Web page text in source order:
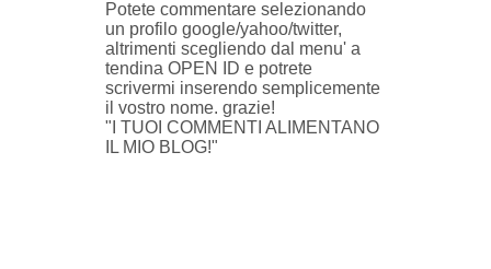
Potete commentare selezionando
un profilo google/yahoo/twitter,
altrimenti scegliendo dal menu' a
tendina OPEN ID e potrete
scrivermi inserendo semplicemente
il vostro nome. grazie!
"I TUOI COMMENTI ALIMENTANO
IL MIO BLOG!"